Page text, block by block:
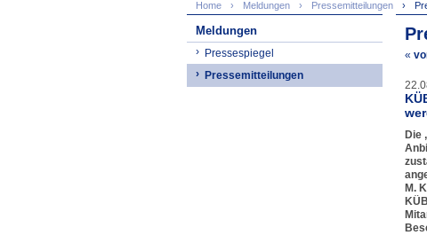
Home Meldungen Pressemitteilungen
Meldungen
Pressespiegel
Pressemitteilungen
«
Die
M.